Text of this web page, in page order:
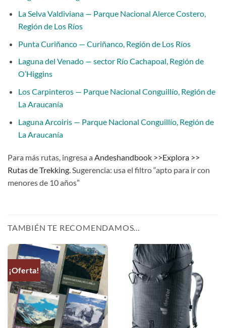
La Selva Valdiviana — Parque Nacional Alerce Costero,
Región de Los Ríos
Punta Curiñanco — Curiñanco, Región de Los Ríos
Laguna del Venado — sector Río Cachapoal, Región de
O’Higgins
Los Carpinteros — Parque Nacional Conguillío, Región de
La Araucanía
Laguna Arcoiris — Parque Nacional Conguillío, Región de
La Araucanía
Para más rutas, ingresa a Andeshandbook >>Explora >>
Rutas de Trekking.Sugerencia: usa el filtro “apto para ir con
menores de 10 años”
TAMBIÉN TE RECOMENDAMOS…
¡Oferta!